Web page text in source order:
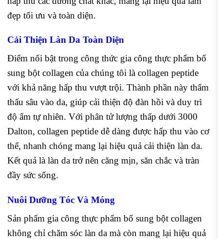
đẹp tối ưu và toàn diện.
Cải Thiện Làn Da Toàn Diện
Điểm nổi bật trong công thức gia công thực phẩm bổ
sung bột collagen của chúng tôi là collagen peptide
với khả năng hấp thu vượt trội. Thành phần này thẩm
thấu sâu vào da, giúp cải thiện độ đàn hồi và duy trì
độ ẩm tự nhiên. Với phân tử lượng thấp dưới 3000
Dalton, collagen peptide dễ dàng được hấp thu vào cơ
thể, nhanh chóng mang lại hiệu quả cải thiện làn da.
Kết quả là làn da trở nên căng mịn, săn chắc và tràn
đầy sức sống.
Nuôi Dưỡng Tóc Và Móng
Sản phẩm gia công thực phẩm bổ sung bột collagen
không chỉ chăm sóc làn da mà còn mang lại hiệu quả